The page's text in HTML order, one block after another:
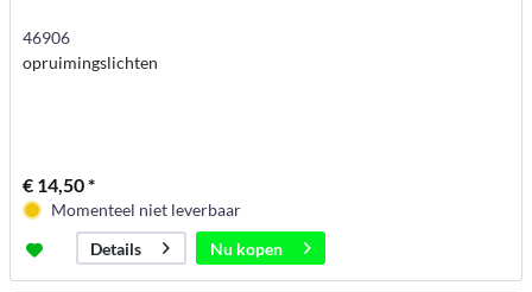
46906
opruimingslichten
€ 14,50 *
Momenteel niet leverbaar
Details
Nu kopen